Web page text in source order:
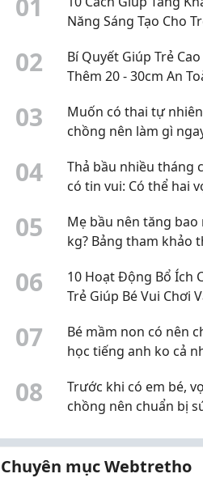
Năng Sáng Tạo Cho
02
Bí Quyết Giúp Trẻ Cao
Thêm 20 - 30cm An
03
Muốn có thai tự
chồng nên làm gì
04
Thả bầu nhiều tháng
có tin vui: Có thể hai
đúng
05
Mẹ bầu nên tăng bao
kg? Bảng tham khảo
06
10 Hoạt Động Bổ Ích
Trẻ Giúp Bé Vui Chơi
07
Bé mầm non có nên
học tiếng anh ko cả
08
Trước khi có em bé,
chồng nên chuẩn bị
Chuyên mục Webtretho